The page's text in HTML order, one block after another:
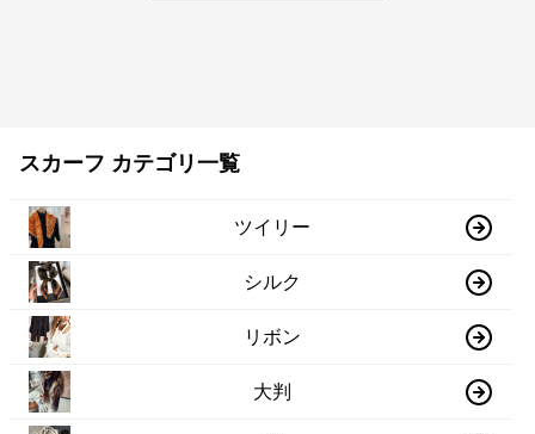
スカーフ カテゴリ一覧
ツイリー
シルク
リボン
大判